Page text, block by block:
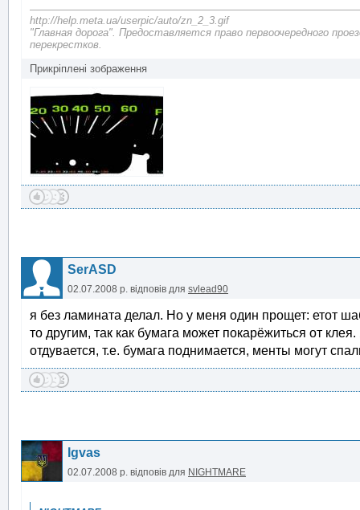
http://help.meta.ua/userpic/auto/zn_2_3.gif
"Главная дорога". Предоставляется право первоочередного
перекрестков.
Прикріплені зображення
SerASD
02.07.2008 р. відповів для svlead90
я без ламината делал. Но у меня один прощет: етот
то другим, так как бумага может покарёжиться от
отдувается, т.е. бумага поднимается, менты могут
Igvas
02.07.2008 р. відповів для NIGHTMARE